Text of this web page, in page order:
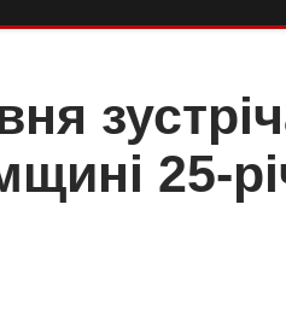
25-